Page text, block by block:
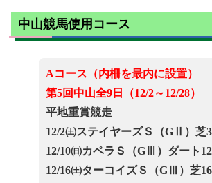
中山競馬使用コース
Aコース（内柵を最内に設置）
第5回中山全9日（12/2～12/28）
平地重賞競走
12/2㈯ステイヤーズＳ（GⅡ）芝
12/10㈰カペラＳ（GⅢ）ダート
12/16㈯ターコイズＳ（GⅢ）芝